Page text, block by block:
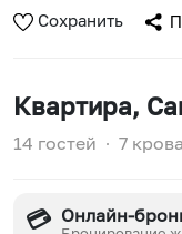
Сохранить
Квартира,
14 гостей ∙ 7
💳 Онлайн-